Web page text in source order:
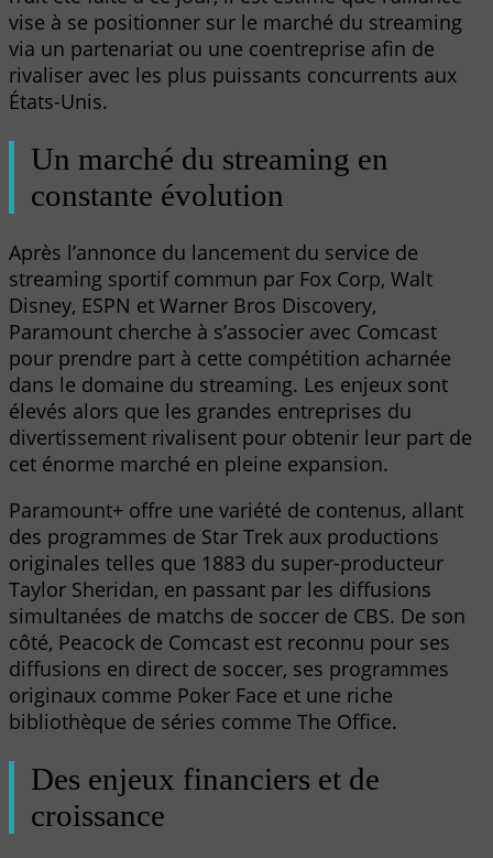
vise à se positionner sur le marché du streaming
via un partenariat ou une coentreprise afin de
rivaliser avec les plus puissants concurrents aux
États-Unis.
Un marché du streaming en
constante évolution
Après l’annonce du lancement du service de
streaming sportif commun par Fox Corp, Walt
Disney, ESPN et Warner Bros Discovery,
Paramount cherche à s’associer avec Comcast
pour prendre part à cette compétition acharnée
dans le domaine du streaming. Les enjeux sont
élevés alors que les grandes entreprises du
divertissement rivalisent pour obtenir leur part de
cet énorme marché en pleine expansion.
Paramount+ offre une variété de contenus, allant
des programmes de Star Trek aux productions
originales telles que 1883 du super-producteur
Taylor Sheridan, en passant par les diffusions
simultanées de matchs de soccer de CBS. De son
côté, Peacock de Comcast est reconnu pour ses
diffusions en direct de soccer, ses programmes
originaux comme Poker Face et une riche
bibliothèque de séries comme The Office.
Des enjeux financiers et de
croissance